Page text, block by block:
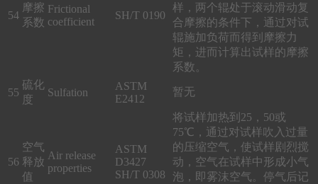
54
摩擦
系数
Frictional
coefficient
SH/T 0190
样，两个辊处于滚动滑动复
合摩擦的条件下，通过对试
辊施加负荷而得到摩擦力
矩，进而计算出试样的摩擦
系数。
55
硫化
度
Sulfation
ASTM
E2412
暂无
56
空气
释放
值
Air release
properties
ASTM
D3427
SH/T 0308
将试样加热到25，50或
75℃，通过对试样吹入过量
的压缩空气，使试样剧烈搅
动，空气在试样中形成小气
泡，即雾沫空气。停气后记